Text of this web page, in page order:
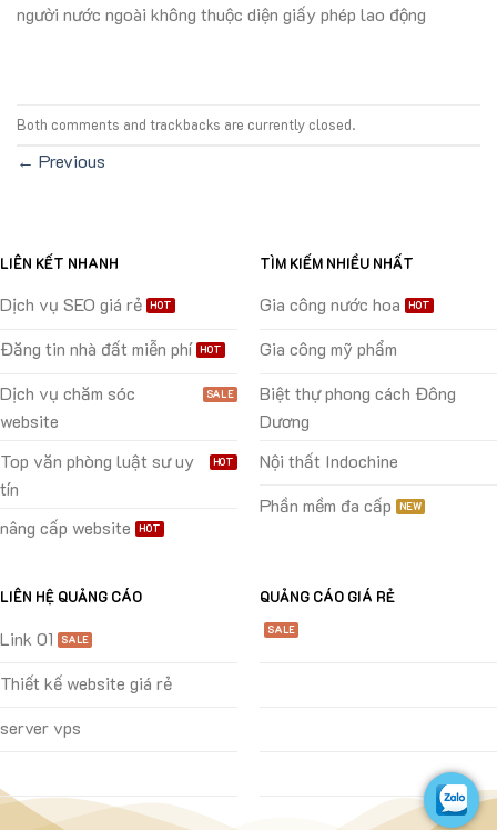
người nước ngoài không thuộc diện giấy phép lao động
Both comments and trackbacks are currently closed.
← Previous
LIÊN KẾT NHANH
Dịch vụ SEO giá rẻ
Đăng tin nhà đất miễn phí
Dịch vụ chăm sóc
website
Top văn phòng luật sư uy
tín
nâng cấp website
TÌM KIẾM NHIỀU NHẤT
Gia công nước hoa
Gia công mỹ phẩm
Biệt thự phong cách Đông
Dương
Nội thất Indochine
Phần mềm đa cấp
LIÊN HỆ QUẢNG CÁO
Link 01
Thiết kế website giá rẻ
server vps
QUẢNG CÁO GIÁ RẺ